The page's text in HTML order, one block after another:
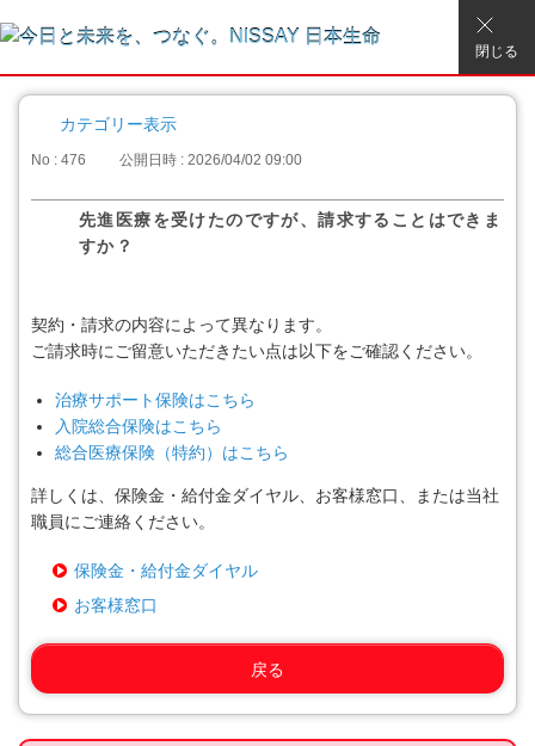
閉じる
カテゴリー表示
No : 476 公開日時 : 2026/04/02 09:00
先進医療を受けたのですが、請求することはできま
すか？
契約・請求の内容によって異なります。
ご請求時にご留意いただきたい点は以下をご確認ください。
治療サポート保険はこちら
入院総合保険はこちら
総合医療保険（特約）はこちら
詳しくは、保険金・給付金ダイヤル、お客様窓口、または当社
職員にご連絡ください。
保険金・給付金ダイヤル
お客様窓口
戻る